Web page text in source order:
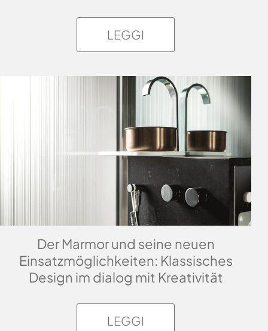
LEGGI
Der Marmor und seine neuen
Einsatzmöglichkeiten: Klassisches
Design im dialog mit Kreativität
LEGGI